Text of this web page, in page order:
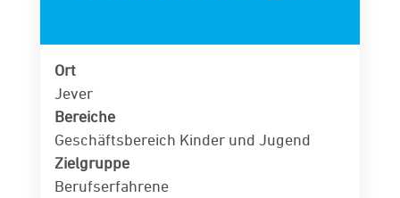
Ort
Jever
Bereiche
Geschäftsbereich Kinder und Jugend
Zielgruppe
Berufserfahrene